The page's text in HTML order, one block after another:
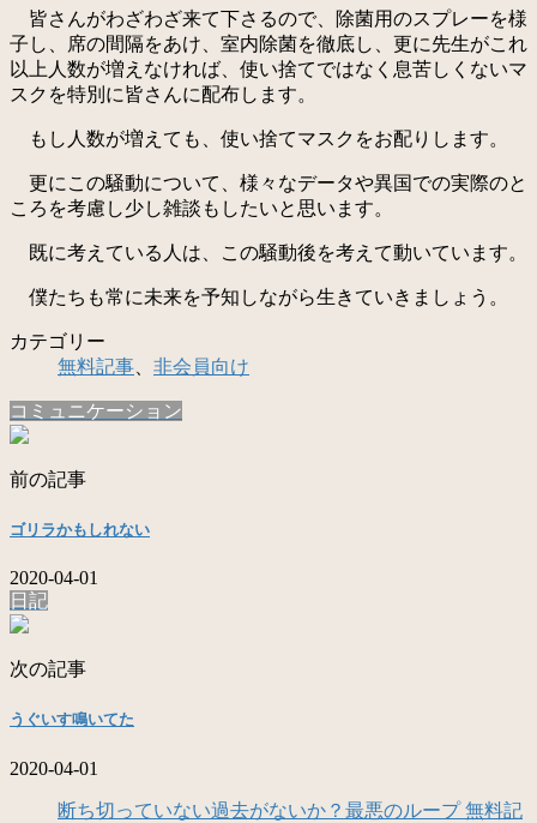
皆さんがわざわざ来て下さるので、除菌用のスプレーを様
子し、席の間隔をあけ、室内除菌を徹底し、更に先生がこれ
以上人数が増えなければ、使い捨てではなく息苦しくないマ
スクを特別に皆さんに配布します。
もし人数が増えても、使い捨てマスクをお配りします。
更にこの騒動について、様々なデータや異国での実際のと
ころを考慮し少し雑談もしたいと思います。
既に考えている人は、この騒動後を考えて動いています。
僕たちも常に未来を予知しながら生きていきましょう。
カテゴリー
無料記事
非会員向け
コミュニケーション
前の記事
ゴリラかもしれない
2020-04-01
日記
次の記事
うぐいす鳴いてた
2020-04-01
断ち切っていない過去がないか？最悪のループ 無料記